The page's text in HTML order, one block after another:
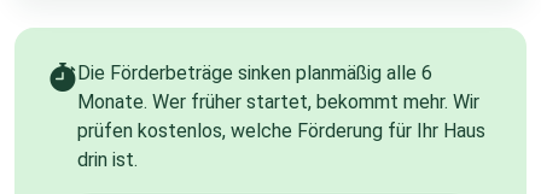
Die Förderbeträge sinken planmäßig alle 6
Monate. Wer früher startet, bekommt mehr. Wir
prüfen kostenlos, welche Förderung für Ihr Haus
drin ist.